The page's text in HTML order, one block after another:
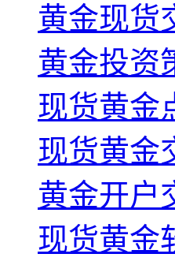
黄金现货
黄金投资
现货黄金
现货黄金
黄金开户
现货黄金